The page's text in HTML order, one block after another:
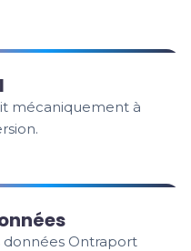
mécaniquement à
données Ontraport